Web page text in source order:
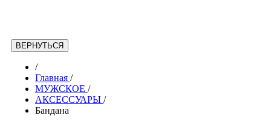
/
Главная /
МУЖСКОЕ /
АКСЕССУАРЫ /
Бандана